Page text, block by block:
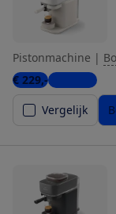
Pistonmachine |
€ 229,-5 winkels
Vergelijk